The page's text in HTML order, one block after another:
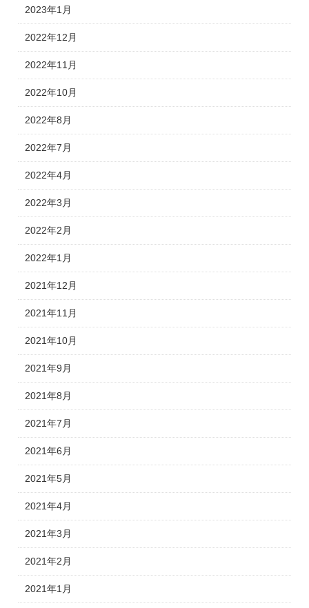
2023年1月
2022年12月
2022年11月
2022年10月
2022年8月
2022年7月
2022年4月
2022年3月
2022年2月
2022年1月
2021年12月
2021年11月
2021年10月
2021年9月
2021年8月
2021年7月
2021年6月
2021年5月
2021年4月
2021年3月
2021年2月
2021年1月